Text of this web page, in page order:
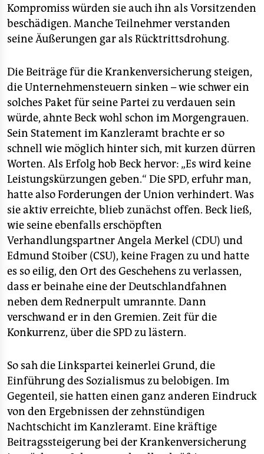
Kompromiss würden sie auch ihn als Vorsitzenden
beschädigen. Manche Teilnehmer verstanden
seine Äußerungen gar als Rücktrittsdrohung.
Die Beiträge für die Krankenversicherung steigen,
die Unternehmensteuern sinken – wie schwer ein
solches Paket für seine Partei zu verdauen sein
würde, ahnte Beck wohl schon im Morgengrauen.
Sein Statement im Kanzleramt brachte er so
schnell wie möglich hinter sich, mit kurzen dürren
Worten. Als Erfolg hob Beck hervor: „Es wird keine
Leistungskürzungen geben.“ Die SPD, erfuhr man,
hatte also Forderungen der Union verhindert. Was
sie aktiv erreichte, blieb zunächst offen. Beck ließ,
wie seine ebenfalls erschöpften
Verhandlungspartner Angela Merkel (CDU) und
Edmund Stoiber (CSU), keine Fragen zu und hatte
es so eilig, den Ort des Geschehens zu verlassen,
dass er beinahe eine der Deutschlandfahnen
neben dem Rednerpult umrannte. Dann
verschwand er in den Gremien. Zeit für die
Konkurrenz, über die SPD zu lästern.
So sah die Linkspartei keinerlei Grund, die
Einführung des Sozialismus zu belobigen. Im
Gegenteil, sie hatten einen ganz anderen Eindruck
von den Ergebnissen der zehnstündigen
Nachtschicht im Kanzleramt. Eine kräftige
Beitragssteigerung bei der Krankenversicherung